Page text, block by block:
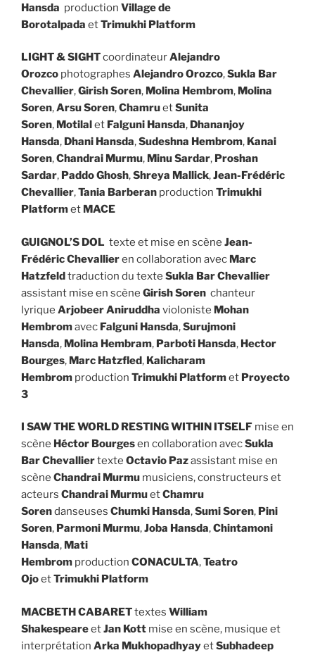
Hansda production Village de
Borotalpada etTrimukhi Platform
LIGHT & SIGHTcoordinateurAlejandro
Orozco photographes Alejandro Orozco,Sukla Bar
Chevallier,Girish Soren, Molina Hembrom, Molina
Soren,Arsu Soren,ChamruetSunita
Soren, Motilalet Falguni Hansda, Dhananjoy
Hansda, Dhani Hansda,Sudeshna Hembrom, Kanai
Soren,Chandrai Murmu, Minu Sardar, Proshan
Sardar, Paddo Ghosh,Shreya Mallick,Jean-Frédéric
Chevallier,Tania Barberan production Trimukhi
Platformet MACE
GUIGNOL’S DOL texte et mise en scène Jean-
Frédéric Chevallieren collaboration avec Marc
Hatzfeldtraduction du texte Sukla Bar Chevallier
assistant mise en scène Girish Soren chanteur
lyrique Arjobeer Aniruddha violoniste Mohan
Hembromavec Falguni Hansda,Surujmoni
Hansda, Molina Hembram, Parboti Hansda, Hector
Bourges, Marc Hatzfled, Kalicharam
Hembrom production Trimukhi Platformet Proyecto
3
I SAW THE WORLD RESTING WITHIN ITSELF mise en
scène Héctor Bourgesen collaboration avecSukla
Bar Chevalliertexte Octavio Pazassistant mise en
scène Chandrai Murmu musiciens, constructeurs et
acteurs Chandrai MurmuetChamru
Sorendanseuses Chumki Hansda,Sumi Soren, Pini
Soren, Parmoni Murmu,Joba Hansda,Chintamoni
Hansda, Mati
Hembrom production CONACULTA,Teatro
OjoetTrimukhi Platform
MACBETH CABARETtextes William
ShakespeareetJan Kott mise en scène, musique et
interprétation Arka MukhopadhyayetSubhadeep